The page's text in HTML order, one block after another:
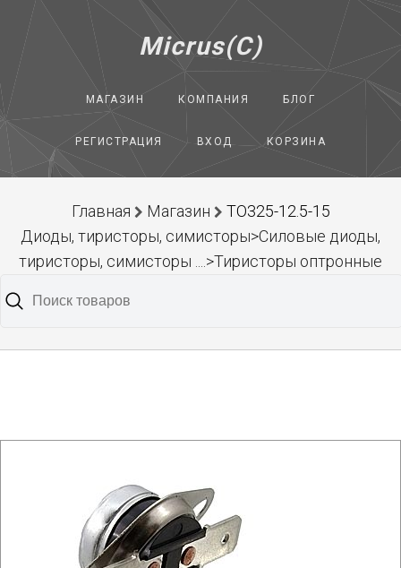
Micrus(C)
МАГАЗИН КОМПАНИЯ БЛОГ
РЕГИСТРАЦИЯ ВХОД КОРЗИНА
Главная Магазин
ТО325-12.5-15
Диоды, тиристоры, симисторы>Силовые диоды,
тиристоры, симисторы ....>Тиристоры оптронные